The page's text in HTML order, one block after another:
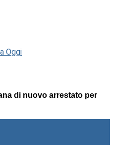
di nuovo arrestato per